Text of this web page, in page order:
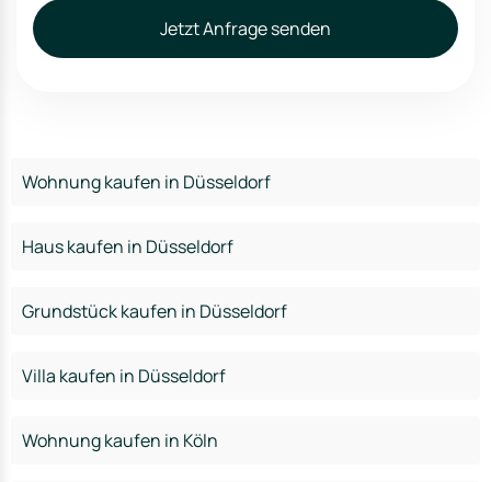
Jetzt Anfrage senden
Wohnung kaufen in Düsseldorf
Haus kaufen in Düsseldorf
Grundstück kaufen in Düsseldorf
Villa kaufen in Düsseldorf
Wohnung kaufen in Köln